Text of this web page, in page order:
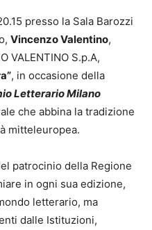
presso la Sala Barozzi
Vincenzo Valentino,
VALENTINO S.p.A,
, in occasione della
Letterario Milano
che abbina la tradizione
mitteleuropea.
patrocinio della Regione
in ogni sua edizione,
letterario, ma
dalle Istituzioni,